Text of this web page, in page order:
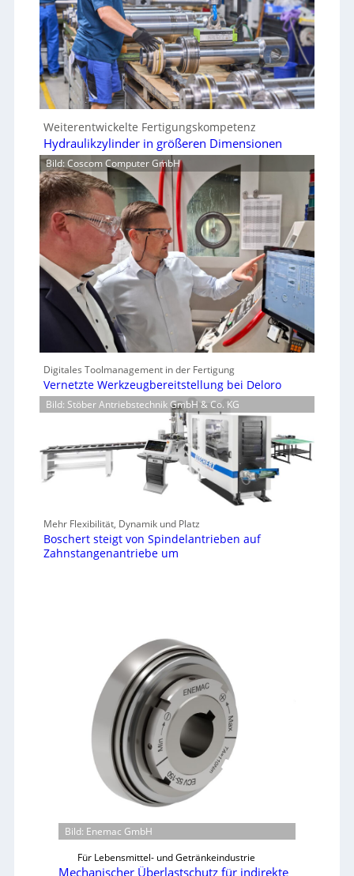
Weiterentwickelte Fertigungskompetenz
Hydraulikzylinder in größeren Dimensionen
Bild: Coscom Computer GmbH
Digitales Toolmanagement in der Fertigung
Vernetzte Werkzeugbereitstellung bei Deloro
Bild: Stöber Antriebstechnik GmbH & Co. KG
Mehr Flexibilität, Dynamik und Platz
Boschert steigt von Spindelantrieben auf
Zahnstangenantriebe um
Bild: Enemac GmbH
Für Lebensmittel- und Getränkeindustrie
Mechanischer Überlastschutz für indirekte